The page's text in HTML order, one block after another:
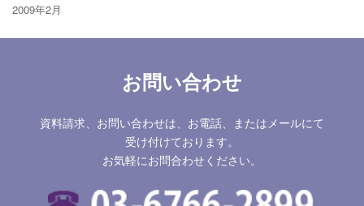
2009年2月
お問い合わせ
資料請求、お問い合わせは、お電話、またはメールにて
受け付けております。
お気軽にお問合わせください。